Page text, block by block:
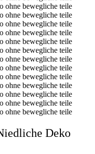
Deko